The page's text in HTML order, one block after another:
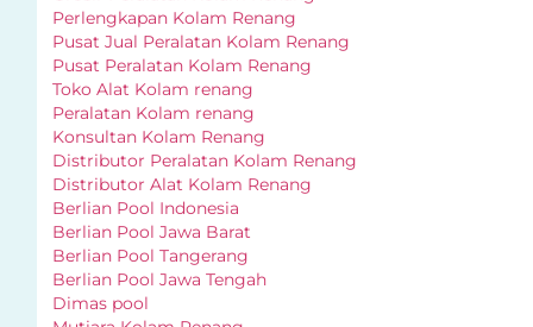
Perlengkapan Kolam Renang
Pusat Jual Peralatan Kolam Renang
Pusat Peralatan Kolam Renang
Toko Alat Kolam renang
Peralatan Kolam renang
Konsultan Kolam Renang
Distributor Peralatan Kolam Renang
Distributor Alat Kolam Renang
Berlian Pool Indonesia
Berlian Pool Jawa Barat
Berlian Pool Tangerang
Berlian Pool Jawa Tengah
Dimas pool